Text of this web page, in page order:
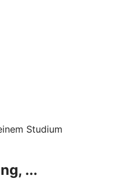
Studium
...